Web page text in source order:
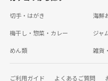
切手・はがき 海鮮
梅干し・惣菜・カレー ジャ
めん類 雑貨
ご利用ガイド よくあるご質問